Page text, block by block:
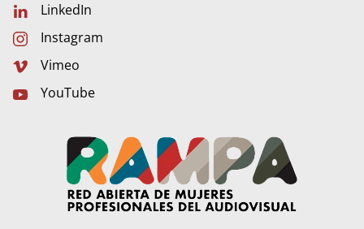
LinkedIn
Instagram
Vimeo
YouTube